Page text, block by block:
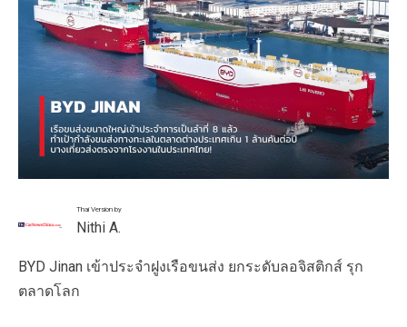
Thai Version by
Nithi A.
BYD Jinan เข้าประจำฝูงเรือขนส่ง ยกระดับลอจิสติกส์ รุก
ตลาดโลก